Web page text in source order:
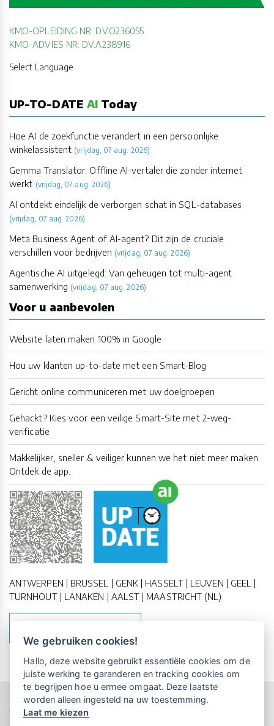
KMO-OPLEIDING NR: DV.O236055
KMO-ADVIES NR: DV.A238916
Select Language
UP-TO-DATE AI Today
Hoe AI de zoekfunctie verandert in een persoonlijke
winkelassistent (vrijdag, 07 aug. 2026)
Gemma Translator: Offline AI-vertaler die zonder internet
werkt (vrijdag, 07 aug. 2026)
AI ontdekt eindelijk de verborgen schat in SQL-databases
(vrijdag, 07 aug. 2026)
Meta Business Agent of AI-agent? Dit zijn de cruciale
verschillen voor bedrijven (vrijdag, 07 aug. 2026)
Agentische AI uitgelegd: Van geheugen tot multi-agent
samenwerking (vrijdag, 07 aug. 2026)
Voor u aanbevolen
Website laten maken 100% in Google
Hou uw klanten up-to-date met een Smart-Blog
Gericht online communiceren met uw doelgroepen
Gehackt? Kies voor een veilige Smart-Site met 2-weg-
verificatie
Makkelijker, sneller & veiliger kunnen we het niet meer maken.
Ontdek de app.
ANTWERPEN | BRUSSEL | GENK | HASSELT | LEUVEN | GEEL |
TURNHOUT | LANAKEN | AALST | MAASTRICHT (NL)
Copyright All Rights Reserved © 2011-2026 UP-TO-DATE
WebDesign
We gebruiken cookies!
Hallo, deze website gebruikt essentiële cookies om de
juiste werking te garanderen en tracking cookies om
te begrijpen hoe u ermee omgaat. Deze laatste
worden alleen ingesteld na uw toestemming.
Laat me kiezen
een persoonlijke demo.
Maandelijks gratis opleidingen